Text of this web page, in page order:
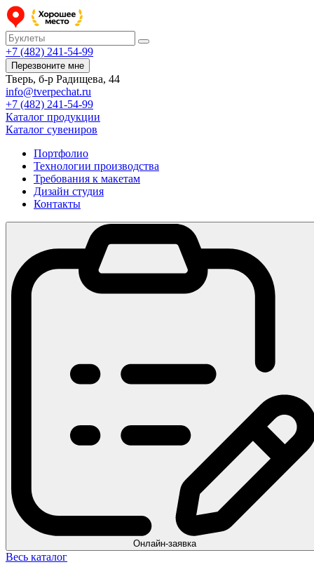
+7 (482) 241-54-99
Перезвоните мне
Тверь, б-р Радищева, 44
info@tverpechat.ru
+7 (482) 241-54-99
Каталог продукции
Каталог сувениров
Портфолио
Технологии производства
Требования к макетам
Дизайн студия
Контакты
Онлайн-заявка
Весь каталог